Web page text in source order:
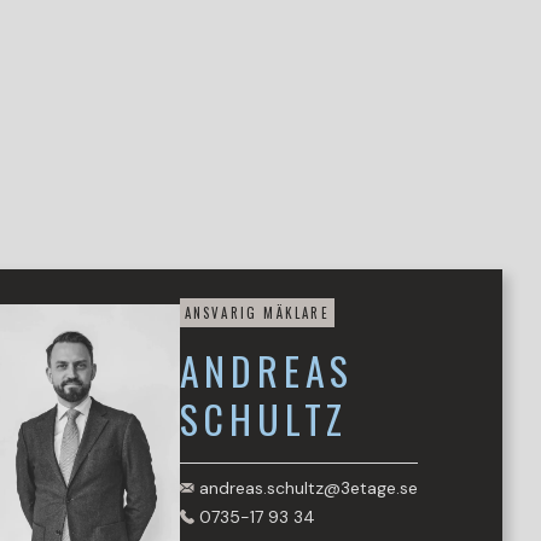
ANSVARIG MÄKLARE
ANDREAS
SCHULTZ
andreas.schultz@3etage.se
0735-17 93 34